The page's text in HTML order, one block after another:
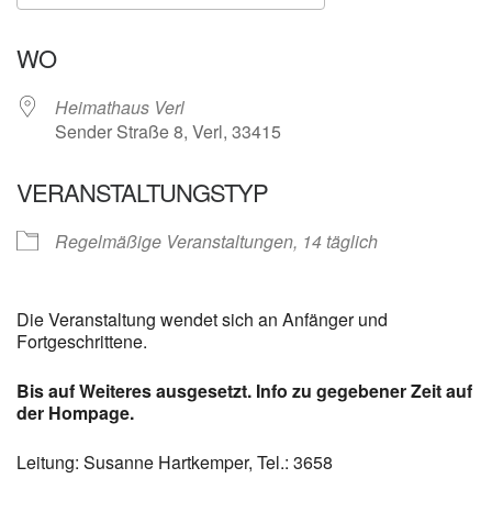
WO
Heimathaus Verl
Sender Straße 8, Verl, 33415
VERANSTALTUNGSTYP
Regelmäßige Veranstaltungen, 14 täglich
Die Veranstaltung wendet sich an Anfänger und
Fortgeschrittene.
Bis auf Weiteres ausgesetzt. Info zu gegebener Zeit auf
der Hompage.
Leitung: Susanne Hartkemper, Tel.: 3658